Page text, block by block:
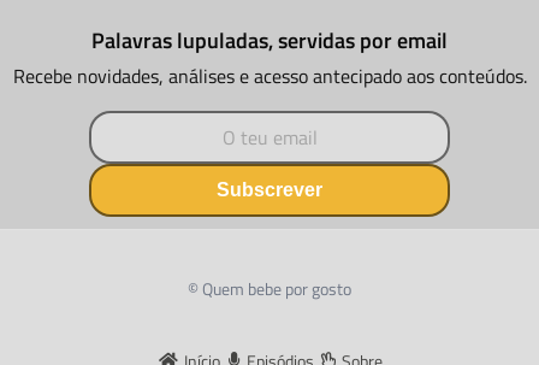
Palavras lupuladas, servidas por email
Recebe novidades, análises e acesso antecipado aos conteúdos.
Subscrever
© Quem bebe por gosto